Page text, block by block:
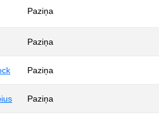
Paziņa
Paziņa
Paziņa
Paziņa